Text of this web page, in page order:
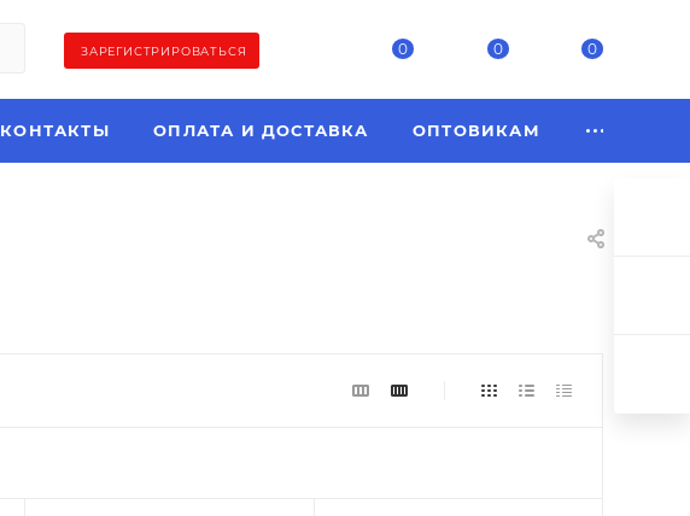
ЗАРЕГИСТРИРОВАТЬСЯ 0 0 0
КОНТАКТЫ ОПЛАТА И ДОСТАВКА ОПТОВИКАМ